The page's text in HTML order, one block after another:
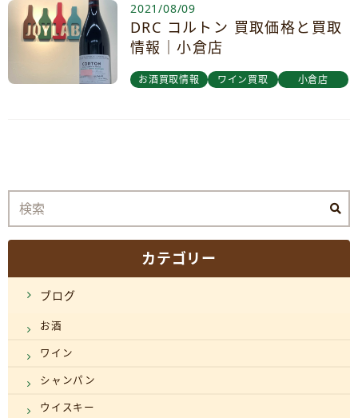
2021/08/09
DRC コルトン 買取価格と買取
情報｜小倉店
お酒買取情報 ワイン買取 小倉店
カテゴリー
ブログ
お酒
ワイン
シャンパン
ウイスキー